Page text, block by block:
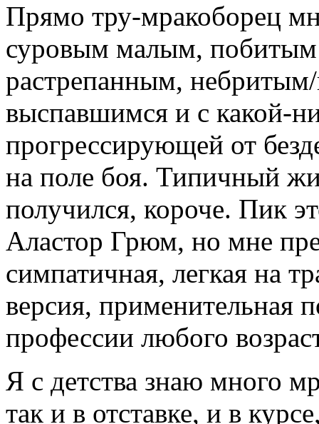
Прямо тру-мракоборец
суровым малым,
растрепанным,
выспавшимся и с какой-
прогрессирующей от
на поле боя. Типичный
получился, короче. Пик
Аластор Грюм, но мне
симпатичная, легкая на
версия, применительная
профессии любого
Я с детства знаю много
так и в отставке, и в